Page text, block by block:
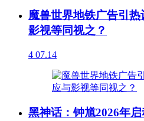
魔兽世界地铁广告引
影视等同视之？
4 07.14
黑神话：钟馗2026年